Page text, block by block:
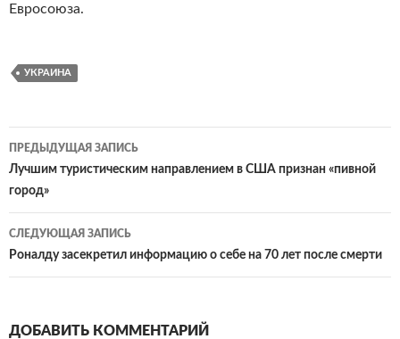
Евросоюза.
УКРАИНА
Навигация
по
записям
ПРЕДЫДУЩАЯ ЗАПИСЬ
Лучшим туристическим направлением в США признан «пивной
город»
СЛЕДУЮЩАЯ ЗАПИСЬ
Роналду засекретил информацию о себе на 70 лет после смерти‍
ДОБАВИТЬ КОММЕНТАРИЙ